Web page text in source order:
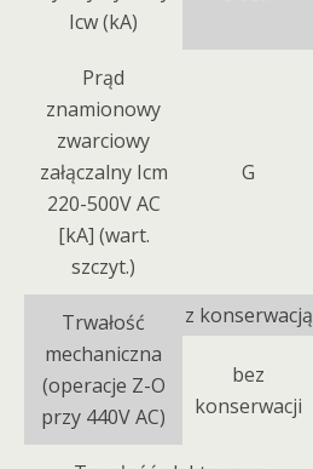
Icw (kA)
Prąd
znamionowy
zwarciowy
załączalny Icm
220-500V AC
[kA] (wart.
szczyt.)
G
Trwałość
mechaniczna
(operacje Z-O
przy 440V AC)
z konserwacją
bez
konserwacji